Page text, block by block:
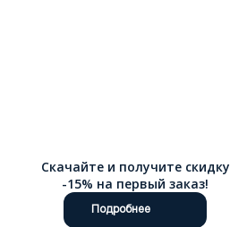
Скачайте и получите скидку
-15% на первый заказ!
Подробнее